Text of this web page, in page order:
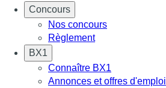
Concours
Nos concours
Règlement
BX1
Connaître BX1
Annonces et offres d'emploi